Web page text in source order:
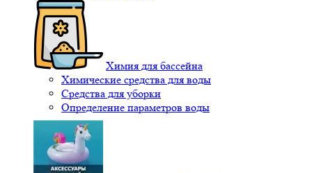
Химия для бассейна
Химические средства для воды
Средства для уборки
Определение параметров воды